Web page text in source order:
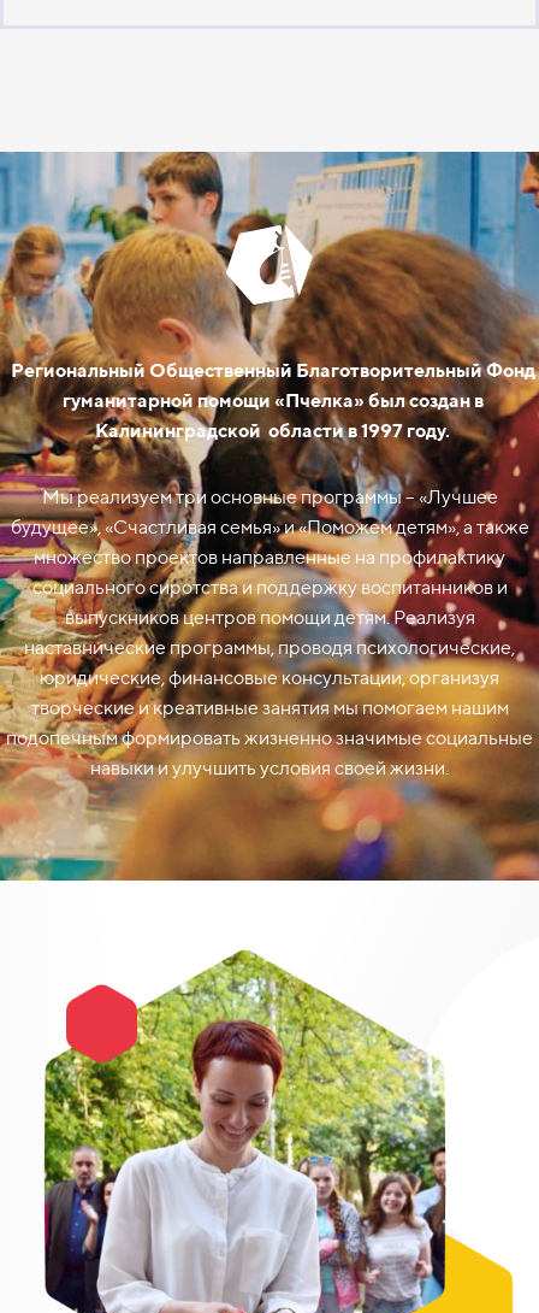
Региональный Общественный Благотворительный Фонд
гуманитарной помощи «Пчелка» был создан в
Калининградской области в 1997 году.
Мы реализуем три основные программы – «Лучшее
будущее», «Счастливая семья» и «Поможем детям», а также
множество проектов направленные на профилактику
социального сиротства и поддержку воспитанников и
выпускников центров помощи детям. Реализуя
наставнические программы, проводя психологические,
юридические, финансовые консультации, организуя
творческие и креативные занятия мы помогаем нашим
подопечным формировать жизненно значимые социальные
навыки и улучшить условия своей жизни.